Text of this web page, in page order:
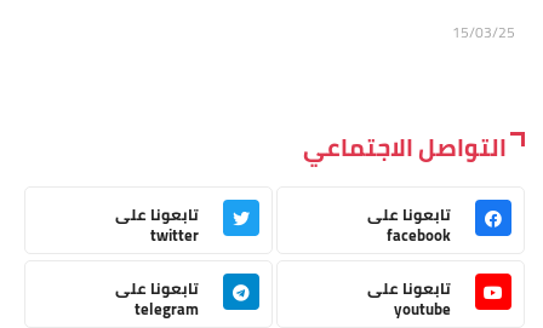
15/03/25
التواصل الاجتماعي
تابعونا على
facebook
تابعونا على
twitter
تابعونا على
youtube
تابعونا على
telegram